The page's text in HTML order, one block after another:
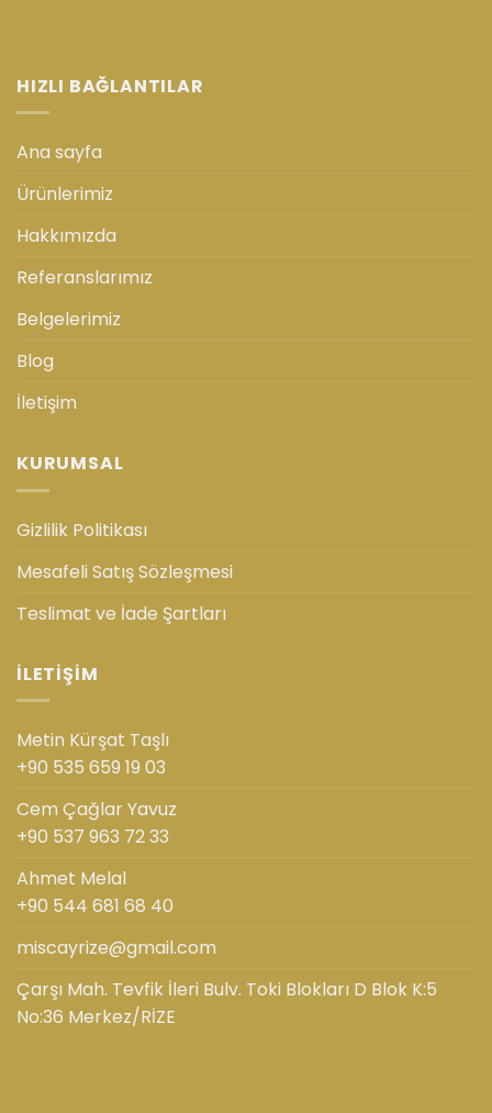
HIZLI BAĞLANTILAR
Ana sayfa
Ürünlerimiz
Hakkımızda
Referanslarımız
Belgelerimiz
Blog
İletişim
KURUMSAL
Gizlilik Politikası
Mesafeli Satış Sözleşmesi
Teslimat ve İade Şartları
İLETIŞIM
Metin Kürşat Taşlı
+90 535 659 19 03
Cem Çağlar Yavuz
+90 537 963 72 33
Ahmet Melal
+90 544 681 68 40
miscayrize@gmail.com
Çarşı Mah. Tevfik İleri Bulv. Toki Blokları D Blok K:5
No:36 Merkez/RİZE